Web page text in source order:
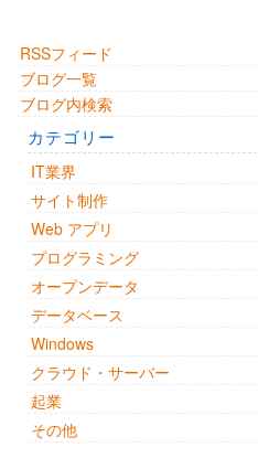
RSSフィード
ブログ一覧
ブログ内検索
カテゴリー
IT業界
サイト制作
Web アプリ
プログラミング
オープンデータ
データベース
Windows
クラウド・サーバー
起業
その他